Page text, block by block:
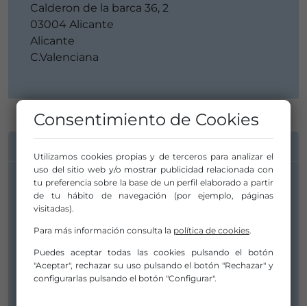
Calderon de la barca 36, 2
03004 Alicante
Alicante
C.Valenciana
Consentimiento de Cookies
Utilizamos cookies propias y de terceros para analizar el
uso del sitio web y/o mostrar publicidad relacionada con
tu preferencia sobre la base de un perfil elaborado a partir
de tu hábito de navegación (por ejemplo, páginas
visitadas).
Para más información consulta la política de cookies.
Puedes aceptar todas las cookies pulsando el botón
"Aceptar", rechazar su uso pulsando el botón "Rechazar" y
configurarlas pulsando el botón "Configurar".